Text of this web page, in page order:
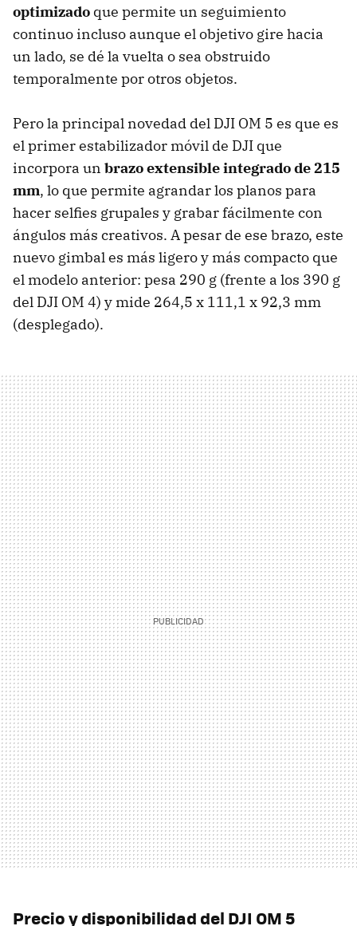
optimizado que permite un seguimiento
continuo incluso aunque el objetivo gire hacia
un lado, se dé la vuelta o sea obstruido
temporalmente por otros objetos.
Pero la principal novedad del DJI OM 5 es que es
el primer estabilizador móvil de DJI que
incorpora un brazo extensible integrado de 215
mm, lo que permite agrandar los planos para
hacer selfies grupales y grabar fácilmente con
ángulos más creativos. A pesar de ese brazo, este
nuevo gimbal es más ligero y más compacto que
el modelo anterior: pesa 290 g (frente a los 390 g
del DJI OM 4) y mide 264,5 x 111,1 x 92,3 mm
(desplegado).
Precio y disponibilidad del DJI OM 5